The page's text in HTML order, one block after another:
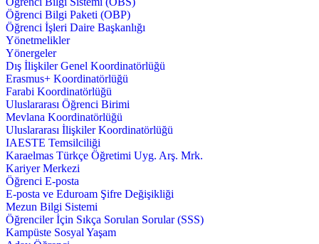
Öğrenci Bilgi Paketi (OBP)
Öğrenci İşleri Daire Başkanlığı
Yönetmelikler
Yönergeler
Dış İlişkiler Genel Koordinatörlüğü
Erasmus+ Koordinatörlüğü
Farabi Koordinatörlüğü
Uluslararası Öğrenci Birimi
Mevlana Koordinatörlüğü
Uluslararası İlişkiler Koordinatörlüğü
IAESTE Temsilciliği
Karaelmas Türkçe Öğretimi Uyg. Arş. Mrk.
Kariyer Merkezi
Öğrenci E-posta
E-posta ve Eduroam Şifre Değişikliği
Mezun Bilgi Sistemi
Öğrenciler İçin Sıkça Sorulan Sorular (SSS)
Kampüste Sosyal Yaşam